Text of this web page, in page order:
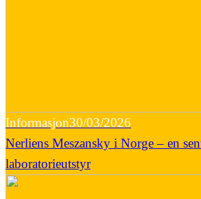
Informasjon30/03/2026
Nerliens Meszansky i Norge – en
laboratorieutstyr